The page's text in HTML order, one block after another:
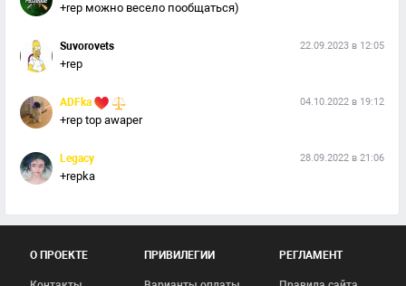
+rep можно весело пообщаться)
Suvorovets 22.09.2023 в 12:05
+rep
ADFka 04.10.2022 в 19:12
+rep top awaper
Legacy 28.09.2022 в 21:06
+repka
О ПРОЕКТЕ ПРИВИЛЕГИИ РЕГЛАМЕНТ